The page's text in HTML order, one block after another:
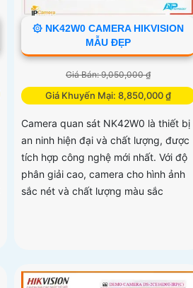
۞ NK42W0 CAMERA HIKVISION
MẪU ĐẸP
Giá Bán: 9,050,000 ₫
Giá Khuyến Mại: 8,850,000 ₫
Camera quan sát NK42W0 là thiết bị
an ninh hiện đại và chất lượng, được
tích hợp công nghệ mới nhất. Với độ
phân giải cao, camera cho hình ảnh
sắc nét và chất lượng màu sắc